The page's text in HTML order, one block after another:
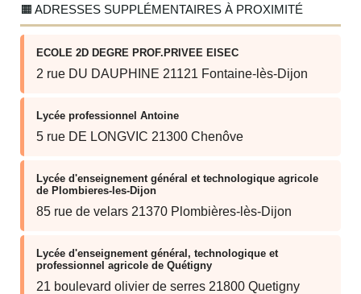
🟧 ADRESSES SUPPLÉMENTAIRES À PROXIMITÉ
ECOLE 2D DEGRE PROF.PRIVEE EISEC
2 rue DU DAUPHINE 21121 Fontaine-lès-Dijon
Lycée professionnel Antoine
5 rue DE LONGVIC 21300 Chenôve
Lycée d'enseignement général et technologique agricole
de Plombieres-les-Dijon
85 rue de velars 21370 Plombières-lès-Dijon
Lycée d'enseignement général, technologique et
professionnel agricole de Quétigny
21 boulevard olivier de serres 21800 Quetigny